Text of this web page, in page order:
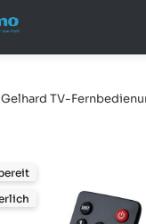
Gelhard TV-